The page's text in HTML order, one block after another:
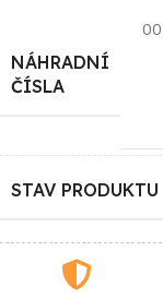
NÁHRADNÍ
ČÍSLA
STAV PRODUKTU